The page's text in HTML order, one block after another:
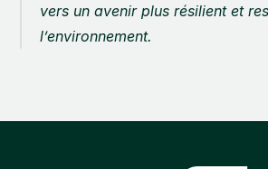
vers un avenir plus résilient et
l’environnement.